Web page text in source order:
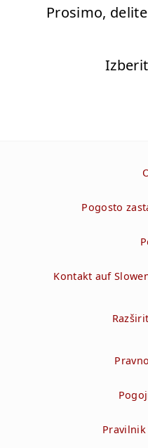
Prosimo,
Pogosto
Kontakt auf